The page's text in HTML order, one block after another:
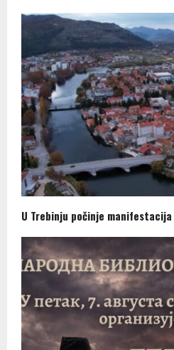
U Trebinju počinje manifestacija